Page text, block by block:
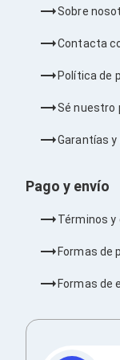
Barras de Sonido
Sonido para
Home Theater
Proyectores
Soportes de
Pantallas de
Adaptadores de
Accesorios TV
Controles Remoto
Pantallas
Pantallas
Sobre
Contacta
Política de
Sé nuestro
Garantías
Pago y envío
Términos y
Formas de
Formas de